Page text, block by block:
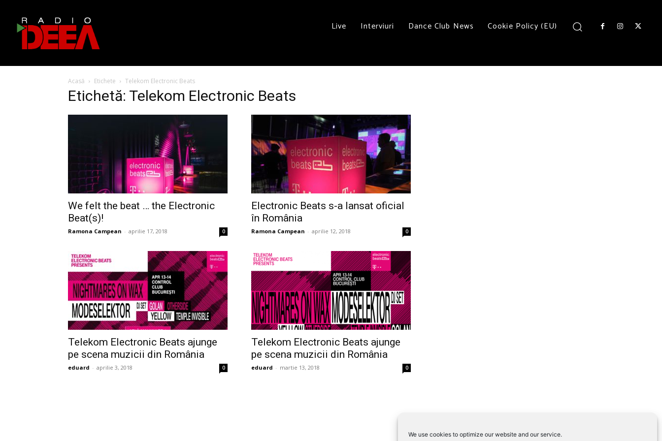
We use cookies to optimize our website and our service.
Live Interviuri Dance Club News Cookie Policy (EU)
Acasă Etichete Telekom Electronic Beats
Etichetă: Telekom Electronic Beats
We felt the beat … the Electronic
Beat(s)!
Ramona Campean - aprilie 17, 2018 0
Electronic Beats s-a lansat oficial
în România
Ramona Campean - aprilie 12, 2018 0
Telekom Electronic Beats ajunge
pe scena muzicii din România
eduard - aprilie 3, 2018 0
Telekom Electronic Beats ajunge
pe scena muzicii din România
eduard - martie 13, 2018 0